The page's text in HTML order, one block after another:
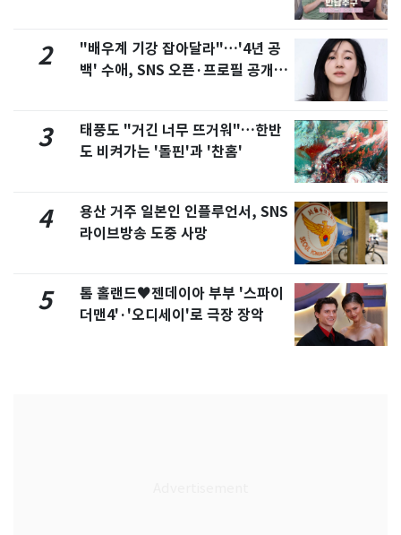
2
"배우계 기강 잡아달라"…'4년 공
백' 수애, SNS 오픈·프로필 공개
3
태풍도 "거긴 너무 뜨거워"…한반
도 비켜가는 '돌핀'과 '찬홈'
4
용산 거주 일본인 인플루언서, SNS
라이브방송 도중 사망
5
톰 홀랜드♥젠데이아 부부 '스파이
더맨4'·'오디세이'로 극장 장악